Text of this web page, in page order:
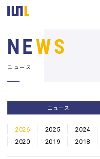
NEWS
ニュース
ニュース
2026 2025 2024
2020
2019 2018